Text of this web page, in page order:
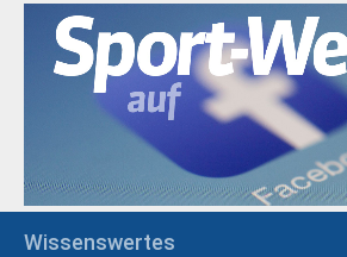
Wissenswertes